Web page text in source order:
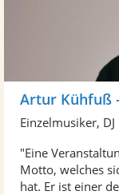
Artur Kühfuß
Einzelmusiker, DJ
"Eine
Motto, welches
hat. Er ist einer